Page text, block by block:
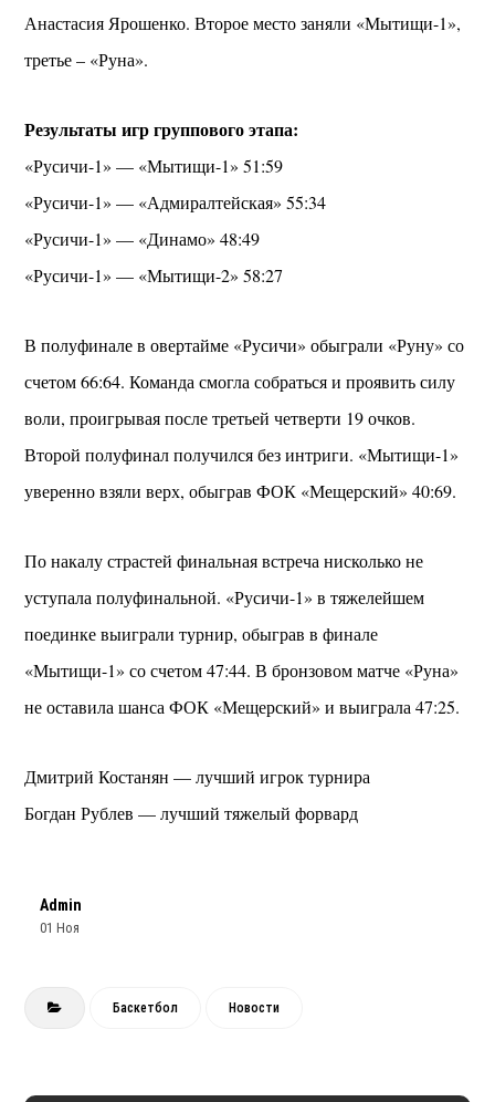
Анастасия Ярошенко. Второе место заняли «Мытищи-1»,
третье – «Руна».
Результаты игр группового этапа:
«Русичи-1» — «Мытищи-1» 51:59
«Русичи-1» — «Адмиралтейская» 55:34
«Русичи-1» — «Динамо» 48:49
«Русичи-1» — «Мытищи-2» 58:27
В полуфинале в овертайме «Русичи» обыграли «Руну» со
счетом 66:64. Команда смогла собраться и проявить силу
воли, проигрывая после третьей четверти 19 очков.
Второй полуфинал получился без интриги. «Мытищи-1»
уверенно взяли верх, обыграв ФОК «Мещерский» 40:69.
По накалу страстей финальная встреча нисколько не
уступала полуфинальной. «Русичи-1» в тяжелейшем
поединке выиграли турнир, обыграв в финале
«Мытищи-1» со счетом 47:44. В бронзовом матче «Руна»
не оставила шанса ФОК «Мещерский» и выиграла 47:25.
Дмитрий Костанян — лучший игрок турнира
Богдан Рублев — лучший тяжелый форвард
Admin
01 Ноя
Баскетбол Новости